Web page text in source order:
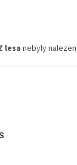
lesa nebyly